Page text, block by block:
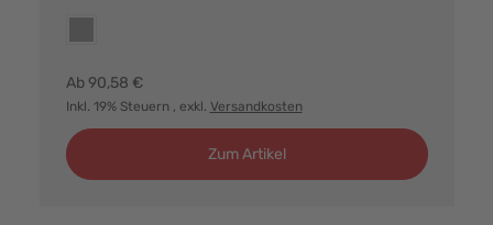
Ab 90,58 €
Inkl. 19% Steuern , exkl. Versandkosten
Zum Artikel